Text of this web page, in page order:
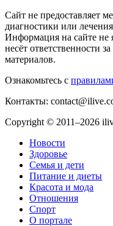
Сайт не предоставляет
диагностики или
Информация на сайте не
несёт ответственности
материалов.
Ознакомьтесь с
Контакты:
Copyright © 2011–2026
Новости
Здоровье
Семья и дети
Питание и диеты
Красота и мода
Отношения
Спорт
О портале